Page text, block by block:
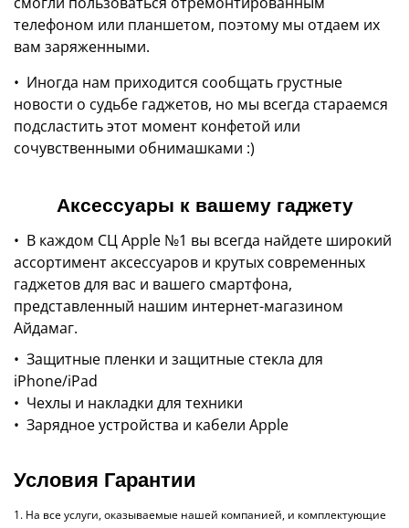
телефоном или планшетом, поэтому мы отдаем их
вам заряженными.
• Иногда нам приходится сообщать грустные
новости о судьбе гаджетов, но мы всегда стараемся
подсластить этот момент конфетой или
сочувственными обнимашками :)
Аксессуары к вашему гаджету
• В каждом СЦ Apple №1 вы всегда найдете широкий
ассортимент аксессуаров и крутых современных
гаджетов для вас и вашего смартфона,
представленный нашим интернет-магазином
Айдамаг.
• Защитные пленки и защитные стекла для
iPhone/iPad
• Чехлы и накладки для техники
• Зарядное устройства и кабели Apple
Условия Гарантии
1. На все услуги, оказываемые нашей компанией, и комплектующие